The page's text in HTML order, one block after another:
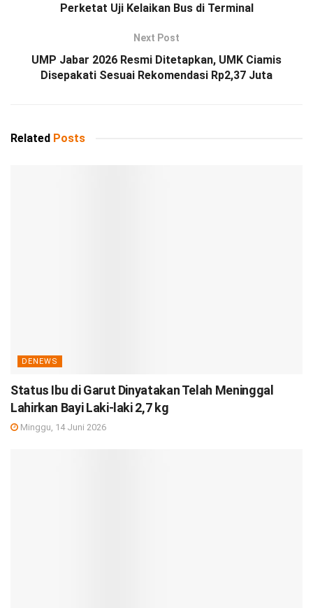
Perketat Uji Kelaikan Bus di Terminal
Next Post
UMP Jabar 2026 Resmi Ditetapkan, UMK Ciamis
Disepakati Sesuai Rekomendasi Rp2,37 Juta
Related Posts
DENEWS
Status Ibu di Garut Dinyatakan Telah Meninggal
Lahirkan Bayi Laki-laki 2,7 kg
Minggu, 14 Juni 2026